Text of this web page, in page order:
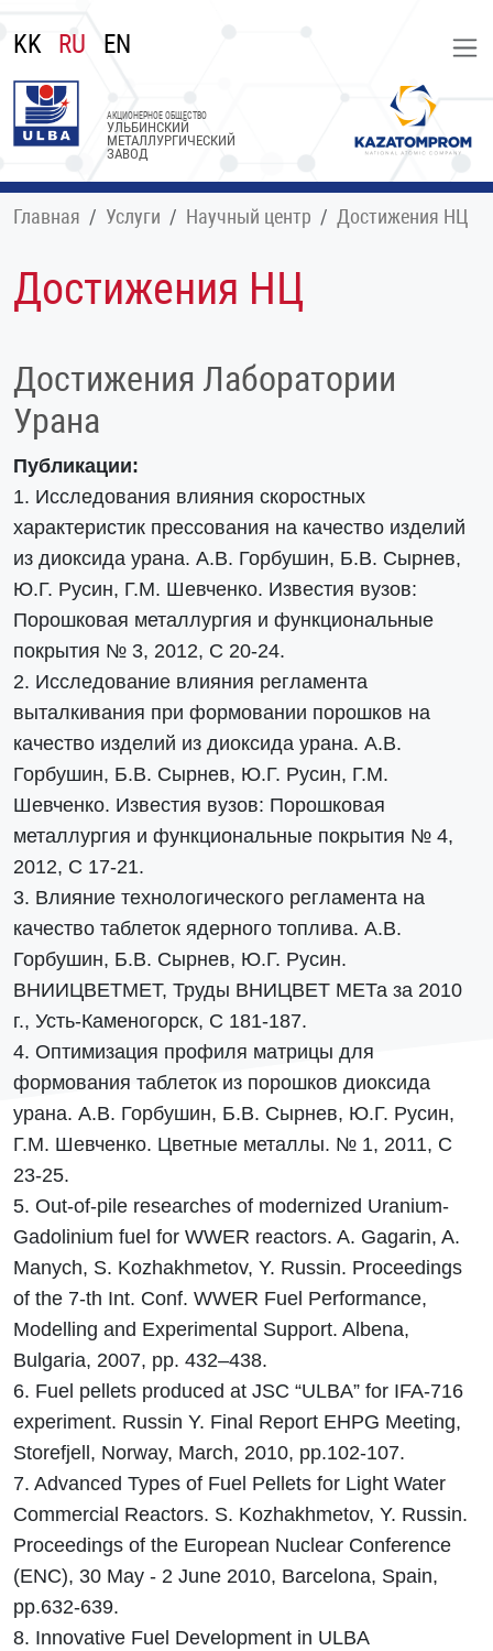
KK RU EN
УЛЬБИНСКИЙ
МЕТАЛЛУРГИЧЕСКИЙ
ЗАВОД
АКЦИОНЕРНОЕ ОБЩЕСТВО
Главная Услуги Научный центр Достижения НЦ
Достижения НЦ
Достижения Лаборатории
Урана
Публикации:
1. Исследования влияния скоростных
характеристик прессования на качество изделий
из диоксида урана. А.В. Горбушин, Б.В. Сырнев,
Ю.Г. Русин, Г.М. Шевченко. Известия вузов:
Порошковая металлургия и функциональные
покрытия № 3, 2012, С 20-24.
2. Исследование влияния регламента
выталкивания при формовании порошков на
качество изделий из диоксида урана. А.В.
Горбушин, Б.В. Сырнев, Ю.Г. Русин, Г.М.
Шевченко. Известия вузов: Порошковая
металлургия и функциональные покрытия № 4,
2012, С 17-21.
3. Влияние технологического регламента на
качество таблеток ядерного топлива. А.В.
Горбушин, Б.В. Сырнев, Ю.Г. Русин.
ВНИИЦВЕТМЕТ, Труды ВНИЦВЕТ МЕТа за 2010
г., Усть-Каменогорск, С 181-187.
4. Оптимизация профиля матрицы для
формования таблеток из порошков диоксида
урана. А.В. Горбушин, Б.В. Сырнев, Ю.Г. Русин,
Г.М. Шевченко. Цветные металлы. № 1, 2011, С
23-25.
5. Out-of-pile researches of modernized Uranium-
Gadolinium fuel for WWER reactors. A. Gagarin, A.
Manych, S. Kozhakhmetov, Y. Russin. Proceedings
of the 7-th Int. Conf. WWER Fuel Performance,
Modelling and Experimental Support. Albena,
Bulgaria, 2007, pp. 432–438.
6. Fuel pellets produced at JSC “ULBA” for IFA-716
experiment. Russin Y. Final Report EHPG Meeting,
Storefjell, Norway, March, 2010, pp.102-107.
7. Advanced Types of Fuel Pellets for Light Water
Commercial Reactors. S. Kozhakhmetov, Y. Russin.
Proceedings of the European Nuclear Conference
(ENC), 30 May - 2 June 2010, Barcelona, Spain,
pp.632-639.
8. Innovative Fuel Development in ULBA